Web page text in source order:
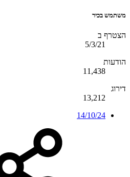
משתמש בכיר
הצטרף ב
5/3/21
הודעות
11,438
דירוג
13,212
14/10/24